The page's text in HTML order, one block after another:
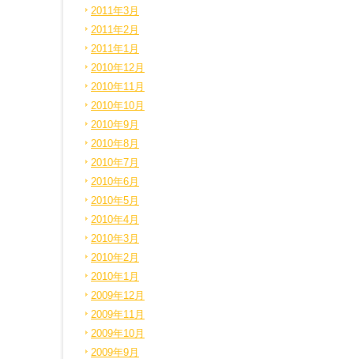
2011年3月
2011年2月
2011年1月
2010年12月
2010年11月
2010年10月
2010年9月
2010年8月
2010年7月
2010年6月
2010年5月
2010年4月
2010年3月
2010年2月
2010年1月
2009年12月
2009年11月
2009年10月
2009年9月